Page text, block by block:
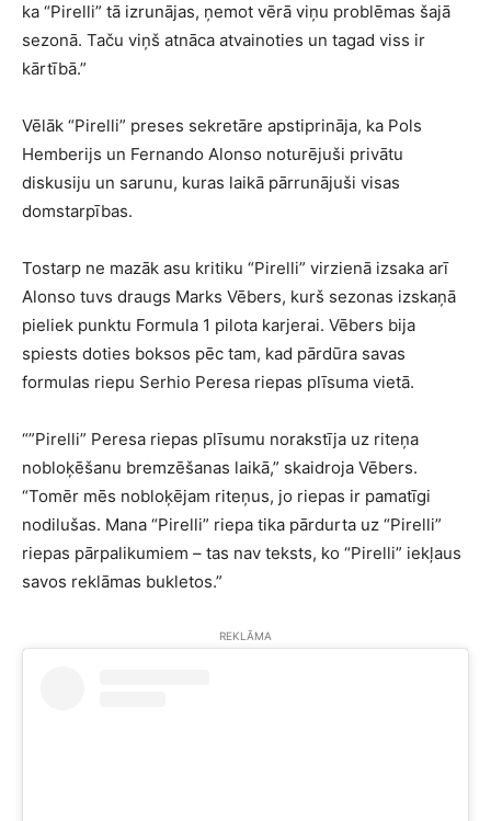
ka “Pirelli” tā izrunājas, ņemot vērā viņu problēmas šajā
sezonā. Taču viņš atnāca atvainoties un tagad viss ir
kārtībā.”
Vēlāk “Pirelli” preses sekretāre apstiprināja, ka Pols
Hemberijs un Fernando Alonso noturējuši privātu
diskusiju un sarunu, kuras laikā pārrunājuši visas
domstarpības.
Tostarp ne mazāk asu kritiku “Pirelli” virzienā izsaka arī
Alonso tuvs draugs Marks Vēbers, kurš sezonas izskaņā
pieliek punktu Formula 1 pilota karjerai. Vēbers bija
spiests doties boksos pēc tam, kad pārdūra savas
formulas riepu Serhio Peresa riepas plīsuma vietā.
“”Pirelli” Peresa riepas plīsumu norakstīja uz riteņa
nobloķēšanu bremzēšanas laikā,” skaidroja Vēbers.
“Tomēr mēs nobloķējam riteņus, jo riepas ir pamatīgi
nodilušas. Mana “Pirelli” riepa tika pārdurta uz “Pirelli”
riepas pārpalikumiem – tas nav teksts, ko “Pirelli” iekļaus
savos reklāmas bukletos.”
REKLĀMA